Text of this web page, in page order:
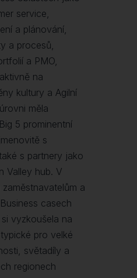
service,
a plánování,
a procesů,
a PMO,
na
kultury a Agilní
měla
5 prominentní
s
s partnery jako
Valley hub. V
a
casech
vyzkoušela na
pro velké
světadíly a
regionech